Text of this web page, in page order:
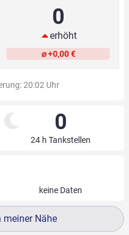
0
erhöht
⌀ +0,00 €
20:02 Uhr
0
24 h Tankstellen
keine Daten
Nähe